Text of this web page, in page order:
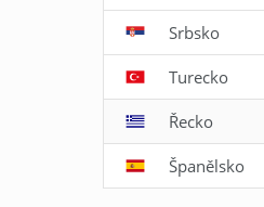
Srbsko
Turecko
Řecko
Španělsko